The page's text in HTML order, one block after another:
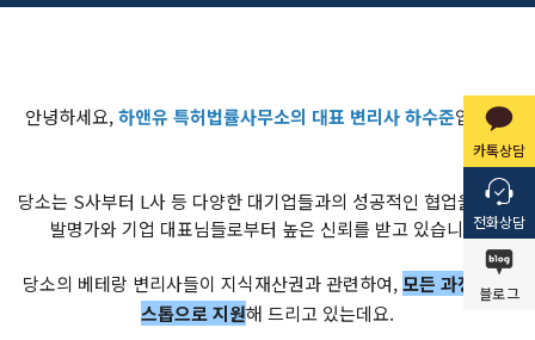
카톡상담
전화상담
블로그
안녕하세요,하앤유 특허법률사무소의 대표 변리사 하수준입니다.
당소는 S사부터 L사 등 다양한 대기업들과의 성공적인 협업을 통해,
발명가와 기업 대표님들로부터 높은 신뢰를 받고 있습니다.
당소의 베테랑 변리사들이 지식재산권과 관련하여,모든 과정을 원
스톱으로 지원해 드리고 있는데요.